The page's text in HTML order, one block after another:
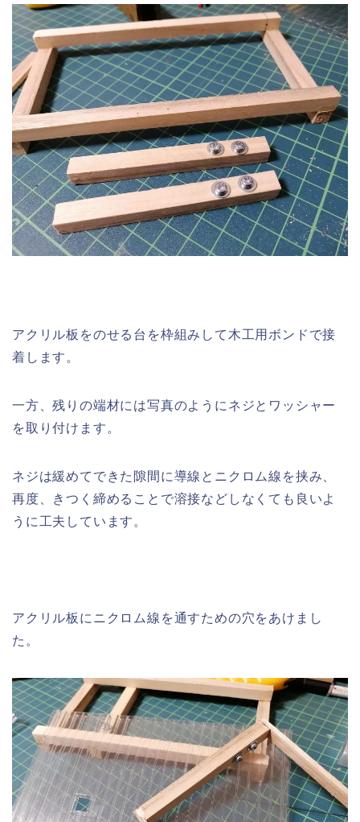
アクリル板をのせる台を枠組みして木工用ボンドで接
着します。
一方、残りの端材には写真のようにネジとワッシャー
を取り付けます。
ネジは緩めてできた隙間に導線とニクロム線を挟み、
再度、きつく締めることで溶接などしなくても良いよ
うに工夫しています。
アクリル板にニクロム線を通すための穴をあけまし
た。